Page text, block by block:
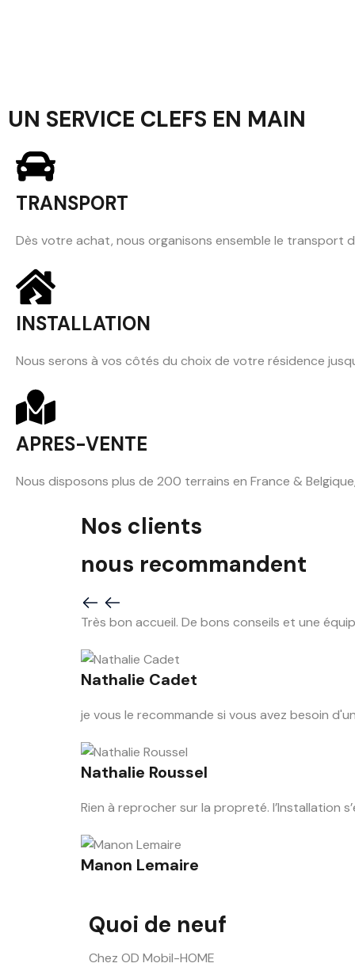
UN SERVICE CLEFS EN MAIN
TRANSPORT
Dès votre achat, nous organisons ensemble le transport
INSTALLATION
Nous serons à vos côtés du choix de votre résidence
APRES-VENTE
Nous disposons plus de 200 terrains en France &
Nos clients
nous recommandent
Très bon accueil. De bons conseils et une
Nathalie Cadet
je vous le recommande si vous avez besoin
Nathalie Roussel
Rien à reprocher sur la propreté. l’Installation
Manon Lemaire
Quoi de neuf
Chez OD Mobil-HOME